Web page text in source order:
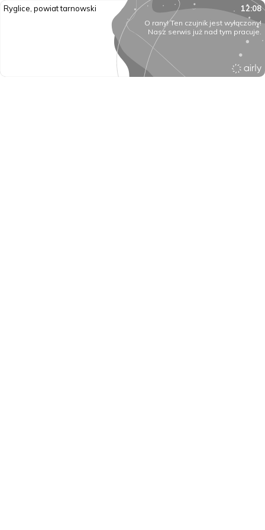
Ryglice, powiat tarnowski 12:08
O rany! Ten czujnik jest wyłączony!
Nasz serwis już nad tym pracuje.